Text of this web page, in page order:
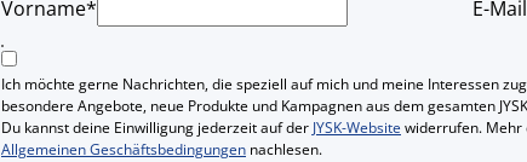
Vorname* E-
Ich möchte gerne Nachrichten, die speziell auf mich und meine Interessen
besondere Angebote, neue Produkte und Kampagnen aus dem gesamten
Du kannst deine Einwilligung jederzeit auf der JYSK-Website widerrufen. Mehr
Allgemeinen Geschäftsbedingungen nachlesen.